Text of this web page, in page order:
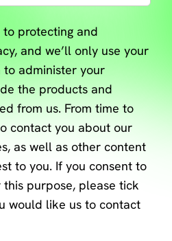
protecting and
and we’ll only use your
administer your
the products and
from us. From time to
contact you about our
as well as other content
to you. If you consent to
purpose, please tick
would like us to contact